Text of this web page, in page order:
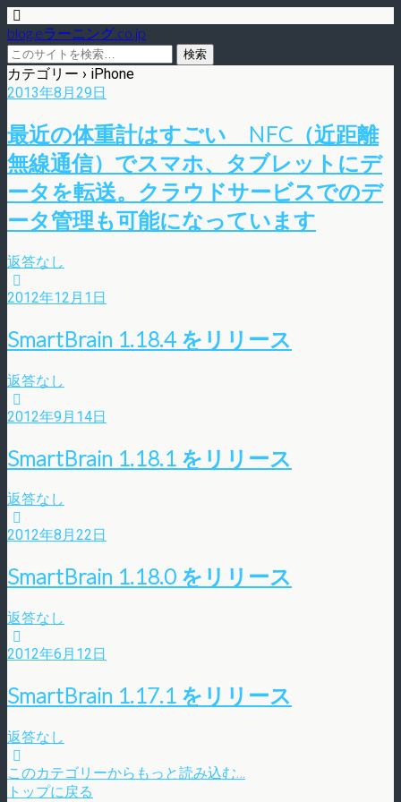
blog.eラーニング.co.jp
カテゴリー › iPhone
2013年8月29日
最近の体重計はすごい NFC（近距離
無線通信）でスマホ、タブレットにデ
ータを転送。クラウドサービスでのデ
ータ管理も可能になっています
返答なし
2012年12月1日
SmartBrain 1.18.4 をリリース
返答なし
2012年9月14日
SmartBrain 1.18.1 をリリース
返答なし
2012年8月22日
SmartBrain 1.18.0 をリリース
返答なし
2012年6月12日
SmartBrain 1.17.1 をリリース
返答なし
このカテゴリーからもっと読み込む…
トップに戻る